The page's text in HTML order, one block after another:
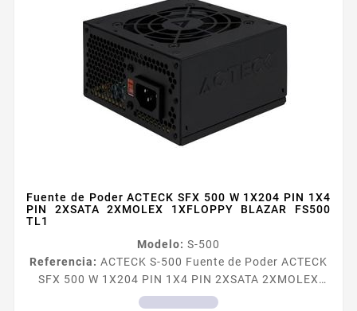
Fuente de Poder ACTECK SFX 500 W 1X204 PIN 1X4
PIN 2XSATA 2XMOLEX 1XFLOPPY BLAZAR FS500
TL1
Modelo: S-500
Referencia: ACTECK S-500 Fuente de Poder ACTECK
SFX 500 W 1X204 PIN 1X4 PIN 2XSATA 2XMOLEX
1XFLOPPY BLAZAR FS500 TL1 Fuente de Poder